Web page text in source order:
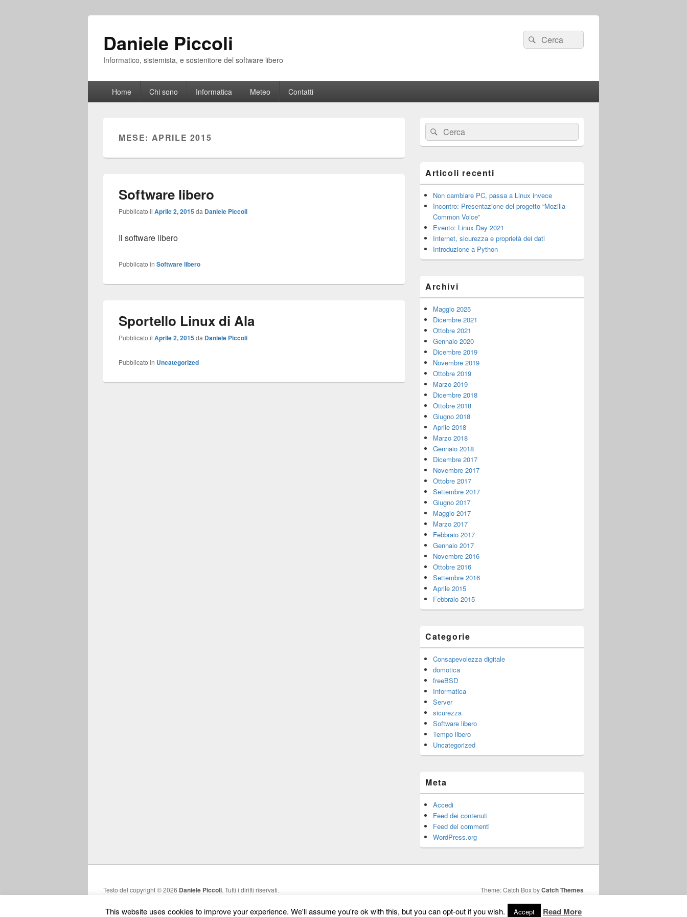
Daniele Piccoli
Informatico, sistemista, e sostenitore del software libero
Cerca:Cerca
principaleHome Chi sono Informatica Meteo Contatti
MESE: APRILE 2015
Software libero
Pubblicato il Aprile 2, 2015da Daniele Piccoli
Il software libero
Pubblicato in Software libero
Sportello Linux di Ala
Pubblicato il Aprile 2, 2015da Daniele Piccoli
Pubblicato in Uncategorized
Area
widget
barra
laterale
Cerca:Cerca
Articoli recenti
Non cambiare PC, passa a Linux invece
Incontro: Presentazione del progetto “Mozilla
Common Voice”
Evento: Linux Day 2021
Internet, sicurezza e proprietà dei dati
Introduzione a Python
Archivi
Maggio 2025
Dicembre 2021
Ottobre 2021
Gennaio 2020
Dicembre 2019
Novembre 2019
Ottobre 2019
Marzo 2019
Dicembre 2018
Ottobre 2018
Giugno 2018
Aprile 2018
Marzo 2018
Gennaio 2018
Dicembre 2017
Novembre 2017
Ottobre 2017
Settembre 2017
Giugno 2017
Maggio 2017
Marzo 2017
Febbraio 2017
Gennaio 2017
Novembre 2016
Ottobre 2016
Settembre 2016
Aprile 2015
Febbraio 2015
Categorie
Consapevolezza digitale
domotica
freeBSD
Informatica
Server
sicurezza
Software libero
Tempo libero
Uncategorized
Meta
Accedi
Feed dei contenuti
Feed dei commenti
WordPress.org
Testo del copyright © 2026 Daniele Piccoli. Tutti i diritti riservati. Theme: Catch Box byCatch Themes
This website uses cookies to improve your experience. We'll assume you're ok with this, but you can opt-out if you wish. Accept Read More